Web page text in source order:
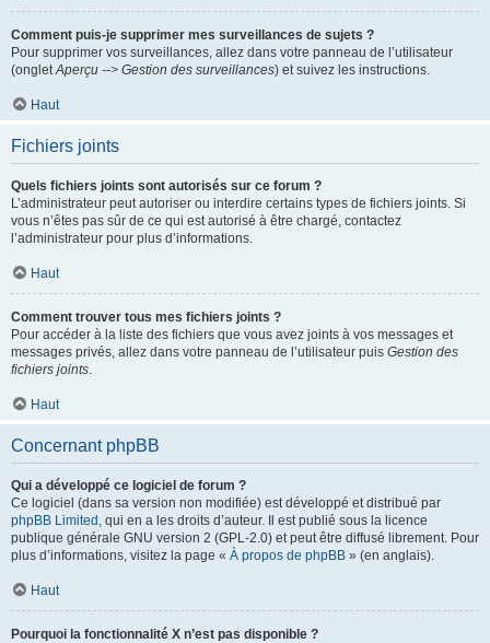
Comment puis-je supprimer mes surveillances de sujets ?
Pour supprimer vos surveillances, allez dans votre panneau de l’utilisateur
(ongletAperçu --> Gestion des surveillances) et suivez les instructions.
Haut
Fichiers joints
Quels fichiers joints sont autorisés sur ce forum ?
L’administrateur peut autoriser ou interdire certains types de fichiers joints. Si
vous n’êtes pas sûr de ce qui est autorisé à être chargé, contactez
l’administrateur pour plus d’informations.
Haut
Comment trouver tous mes fichiers joints ?
Pour accéder à la liste des fichiers que vous avez joints à vos messages et
messages privés, allez dans votre panneau de l’utilisateur puis Gestion des
fichiers joints.
Haut
Concernant phpBB
Qui a développé ce logiciel de forum ?
Ce logiciel (dans sa version non modifiée) est développé et distribué par
phpBB Limited , qui en a les droits d’auteur. Il est publié sous la licence
publique générale GNU version 2 (GPL-2.0) et peut être diffusé librement. Pour
plus d’informations, visitez la page « À propos de phpBB » (en anglais).
Haut
Pourquoi la fonctionnalité X n’est pas disponible ?